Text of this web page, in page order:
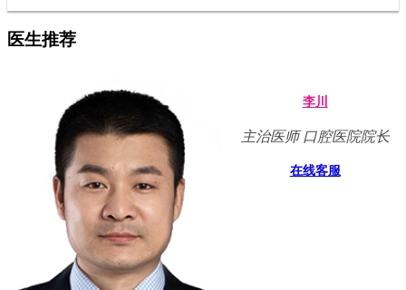
医生推荐
李川
主治医师 口腔医院院长
在线客服